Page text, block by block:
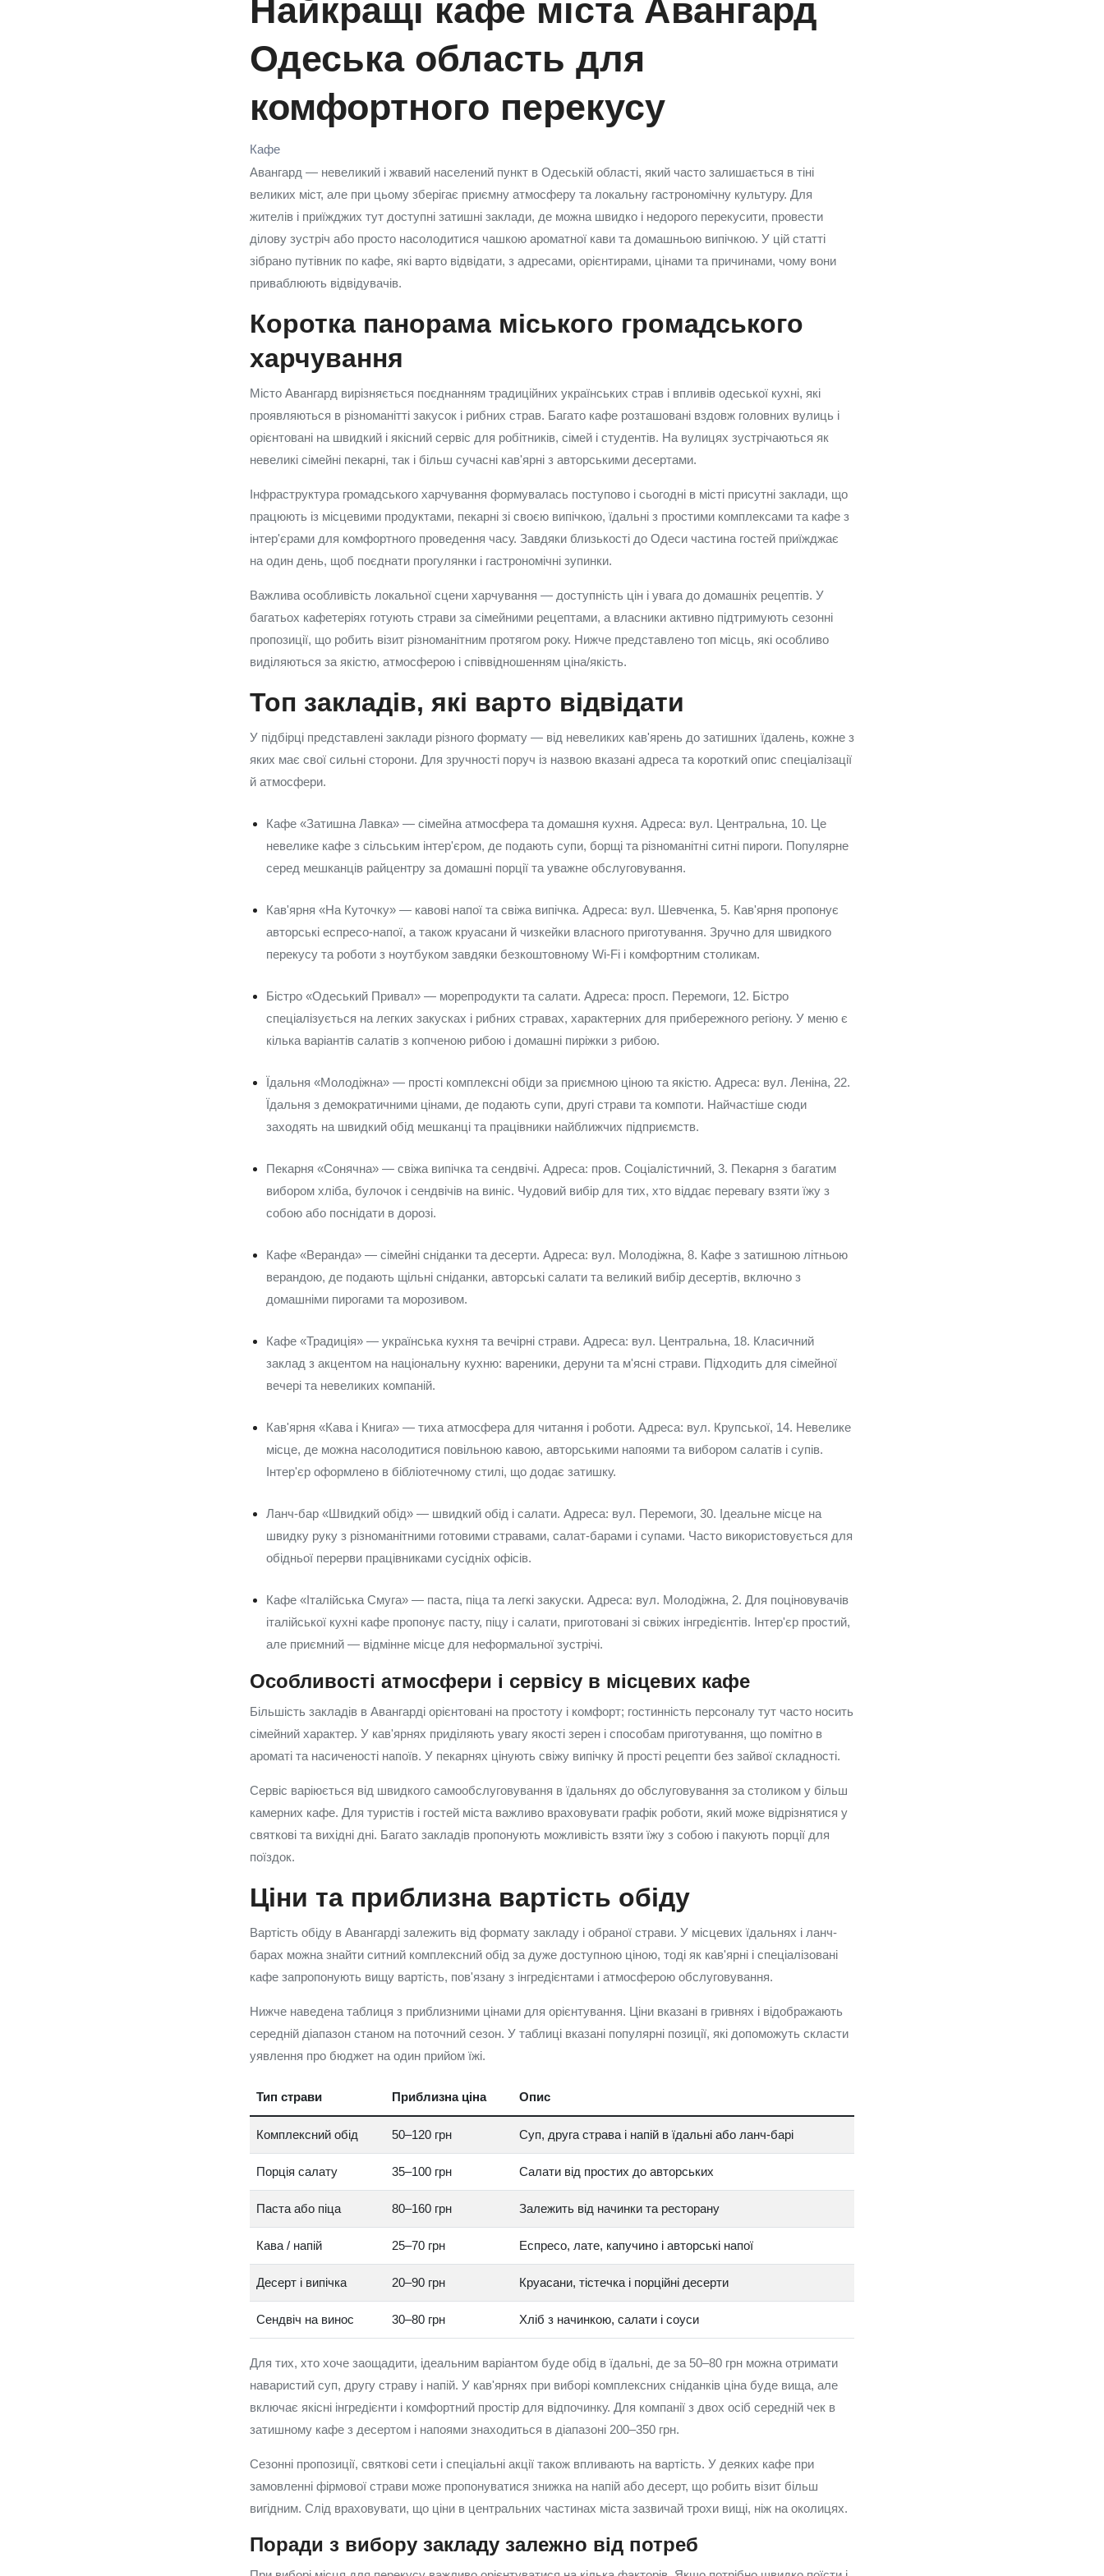
Найкращі кафе міста Авангард
Одеська область для
комфортного перекусу
Кафе
Авангард — невеликий і жвавий населений пункт в Одеській області, який часто залишається в тіні
великих міст, але при цьому зберігає приємну атмосферу та локальну гастрономічну культуру. Для
жителів і приїжджих тут доступні затишні заклади, де можна швидко і недорого перекусити, провести
ділову зустріч або просто насолодитися чашкою ароматної кави та домашньою випічкою. У цій статті
зібрано путівник по кафе, які варто відвідати, з адресами, орієнтирами, цінами та причинами, чому вони
приваблюють відвідувачів.
Коротка панорама міського громадського
харчування
Місто Авангард вирізняється поєднанням традиційних українських страв і впливів одеської кухні, які
проявляються в різноманітті закусок і рибних страв. Багато кафе розташовані вздовж головних вулиць і
орієнтовані на швидкий і якісний сервіс для робітників, сімей і студентів. На вулицях зустрічаються як
невеликі сімейні пекарні, так і більш сучасні кав'ярні з авторськими десертами.
Інфраструктура громадського харчування формувалась поступово і сьогодні в місті присутні заклади, що
працюють із місцевими продуктами, пекарні зі своєю випічкою, їдальні з простими комплексами та кафе з
інтер'єрами для комфортного проведення часу. Завдяки близькості до Одеси частина гостей приїжджає
на один день, щоб поєднати прогулянки і гастрономічні зупинки.
Важлива особливість локальної сцени харчування — доступність цін і увага до домашніх рецептів. У
багатьох кафетеріях готують страви за сімейними рецептами, а власники активно підтримують сезонні
пропозиції, що робить візит різноманітним протягом року. Нижче представлено топ місць, які особливо
виділяються за якістю, атмосферою і співвідношенням ціна/якість.
Топ закладів, які варто відвідати
У підбірці представлені заклади різного формату — від невеликих кав'ярень до затишних їдалень, кожне з
яких має свої сильні сторони. Для зручності поруч із назвою вказані адреса та короткий опис спеціалізації
й атмосфери.
Кафе «Затишна Лавка» — сімейна атмосфера та домашня кухня. Адреса: вул. Центральна, 10. Це
невелике кафе з сільським інтер'єром, де подають супи, борщі та різноманітні ситні пироги. Популярне
серед мешканців райцентру за домашні порції та уважне обслуговування.
Кав'ярня «На Куточку» — кавові напої та свіжа випічка. Адреса: вул. Шевченка, 5. Кав'ярня пропонує
авторські еспресо-напої, а також круасани й чизкейки власного приготування. Зручно для швидкого
перекусу та роботи з ноутбуком завдяки безкоштовному Wi‑Fi і комфортним столикам.
Бістро «Одеський Привал» — морепродукти та салати. Адреса: просп. Перемоги, 12. Бістро
спеціалізується на легких закусках і рибних стравах, характерних для прибережного регіону. У меню є
кілька варіантів салатів з копченою рибою і домашні пиріжки з рибою.
Їдальня «Молодіжна» — прості комплексні обіди за приємною ціною та якістю. Адреса: вул. Леніна, 22.
Їдальня з демократичними цінами, де подають супи, другі страви та компоти. Найчастіше сюди
заходять на швидкий обід мешканці та працівники найближчих підприємств.
Пекарня «Сонячна» — свіжа випічка та сендвічі. Адреса: пров. Соціалістичний, 3. Пекарня з багатим
вибором хліба, булочок і сендвічів на виніс. Чудовий вибір для тих, хто віддає перевагу взяти їжу з
собою або поснідати в дорозі.
Кафе «Веранда» — сімейні сніданки та десерти. Адреса: вул. Молодіжна, 8. Кафе з затишною літньою
верандою, де подають щільні сніданки, авторські салати та великий вибір десертів, включно з
домашніми пирогами та морозивом.
Кафе «Традиція» — українська кухня та вечірні страви. Адреса: вул. Центральна, 18. Класичний
заклад з акцентом на національну кухню: вареники, деруни та м'ясні страви. Підходить для сімейної
вечері та невеликих компаній.
Кав'ярня «Кава і Книга» — тиха атмосфера для читання і роботи. Адреса: вул. Крупської, 14. Невелике
місце, де можна насолодитися повільною кавою, авторськими напоями та вибором салатів і супів.
Інтер'єр оформлено в бібліотечному стилі, що додає затишку.
Ланч-бар «Швидкий обід» — швидкий обід і салати. Адреса: вул. Перемоги, 30. Ідеальне місце на
швидку руку з різноманітними готовими стравами, салат-барами і супами. Часто використовується для
обідньої перерви працівниками сусідніх офісів.
Кафе «Італійська Смуга» — паста, піца та легкі закуски. Адреса: вул. Молодіжна, 2. Для поціновувачів
італійської кухні кафе пропонує пасту, піцу і салати, приготовані зі свіжих інгредієнтів. Інтер'єр простий,
але приємний — відмінне місце для неформальної зустрічі.
Особливості атмосфери і сервісу в місцевих кафе
Більшість закладів в Авангарді орієнтовані на простоту і комфорт; гостинність персоналу тут часто носить
сімейний характер. У кав'ярнях приділяють увагу якості зерен і способам приготування, що помітно в
ароматі та насиченості напоїв. У пекарнях цінують свіжу випічку й прості рецепти без зайвої складності.
Сервіс варіюється від швидкого самообслуговування в їдальнях до обслуговування за столиком у більш
камерних кафе. Для туристів і гостей міста важливо враховувати графік роботи, який може відрізнятися у
святкові та вихідні дні. Багато закладів пропонують можливість взяти їжу з собою і пакують порції для
поїздок.
Ціни та приблизна вартість обіду
Вартість обіду в Авангарді залежить від формату закладу і обраної страви. У місцевих їдальнях і ланч-
барах можна знайти ситний комплексний обід за дуже доступною ціною, тоді як кав'ярні і спеціалізовані
кафе запропонують вищу вартість, пов'язану з інгредієнтами і атмосферою обслуговування.
Нижче наведена таблиця з приблизними цінами для орієнтування. Ціни вказані в гривнях і відображають
середній діапазон станом на поточний сезон. У таблиці вказані популярні позиції, які допоможуть скласти
уявлення про бюджет на один прийом їжі.
Тип страви Приблизна ціна Опис
Комплексний обід 50–120 грн Суп, друга страва і напій в їдальні або ланч-барі
Порція салату 35–100 грн Салати від простих до авторських
Паста або піца 80–160 грн Залежить від начинки та ресторану
Кава / напій 25–70 грн Еспресо, лате, капучино і авторські напої
Десерт і випічка 20–90 грн Круасани, тістечка і порційні десерти
Сендвіч на винос 30–80 грн Хліб з начинкою, салати і соуси
Для тих, хто хоче заощадити, ідеальним варіантом буде обід в їдальні, де за 50–80 грн можна отримати
наваристий суп, другу страву і напій. У кав'ярнях при виборі комплексних сніданків ціна буде вища, але
включає якісні інгредієнти і комфортний простір для відпочинку. Для компанії з двох осіб середній чек в
затишному кафе з десертом і напоями знаходиться в діапазоні 200–350 грн.
Сезонні пропозиції, святкові сети і спеціальні акції також впливають на вартість. У деяких кафе при
замовленні фірмової страви може пропонуватися знижка на напій або десерт, що робить візит більш
вигідним. Слід враховувати, що ціни в центральних частинах міста зазвичай трохи вищі, ніж на околицях.
Поради з вибору закладу залежно від потреб